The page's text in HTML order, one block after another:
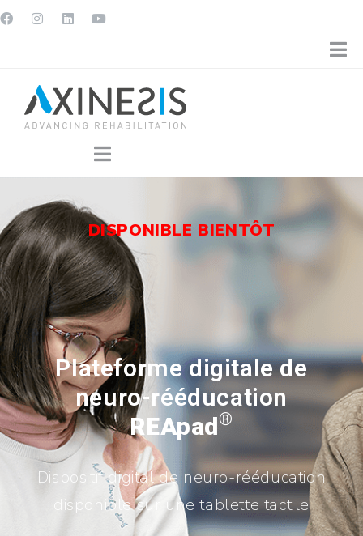
DISPONIBLE BIENTÔT
Plateforme digitale de
neuro-rééducation
REApad®
Dispositif digital de neuro-rééducation
disponible sur une tablette tactile